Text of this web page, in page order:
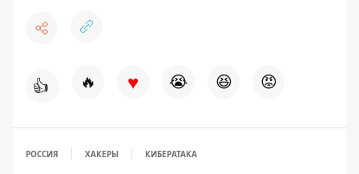
👍 🔥 ♥ 😭 😆 😡
РОССИЯ ХАКЕРЫ КИБЕРАТАКА